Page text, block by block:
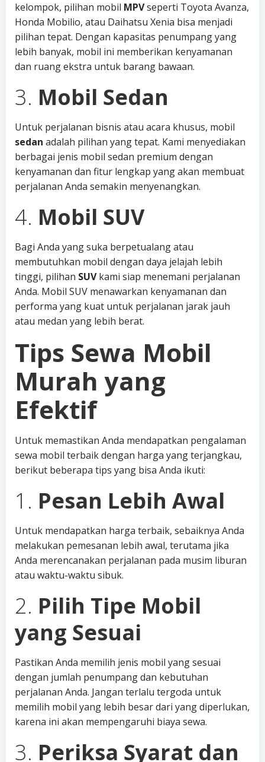
kelompok, pilihan mobil MPVseperti Toyota Avanza,
Honda Mobilio, atau Daihatsu Xenia bisa menjadi
pilihan tepat. Dengan kapasitas penumpang yang
lebih banyak, mobil ini memberikan kenyamanan
dan ruang ekstra untuk barang bawaan.
3. Mobil Sedan
Untuk perjalanan bisnis atau acara khusus, mobil
sedan adalah pilihan yang tepat. Kami menyediakan
berbagai jenis mobil sedan premium dengan
kenyamanan dan fitur lengkap yang akan membuat
perjalanan Anda semakin menyenangkan.
4. Mobil SUV
Bagi Anda yang suka berpetualang atau
membutuhkan mobil dengan daya jelajah lebih
tinggi, pilihan SUVkami siap menemani perjalanan
Anda. Mobil SUV menawarkan kenyamanan dan
performa yang kuat untuk perjalanan jarak jauh
atau medan yang lebih berat.
Tips Sewa Mobil
Murah yang
Efektif
Untuk memastikan Anda mendapatkan pengalaman
sewa mobil terbaik dengan harga yang terjangkau,
berikut beberapa tips yang bisa Anda ikuti:
1. Pesan Lebih Awal
Untuk mendapatkan harga terbaik, sebaiknya Anda
melakukan pemesanan lebih awal, terutama jika
Anda merencanakan perjalanan pada musim liburan
atau waktu-waktu sibuk.
2. Pilih Tipe Mobil
yang Sesuai
Pastikan Anda memilih jenis mobil yang sesuai
dengan jumlah penumpang dan kebutuhan
perjalanan Anda. Jangan terlalu tergoda untuk
memilih mobil yang lebih besar dari yang diperlukan,
karena ini akan mempengaruhi biaya sewa.
3. Periksa Syarat dan